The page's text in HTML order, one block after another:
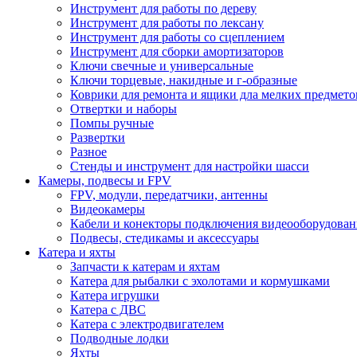
Инструмент для работы по дереву
Инструмент для работы по лексану
Инструмент для работы со сцеплением
Инструмент для сборки амортизаторов
Ключи свечные и универсальные
Ключи торцевые, накидные и г-образные
Коврики для ремонта и ящики дла мелких
Отвертки и наборы
Помпы ручные
Развертки
Разное
Стенды и инструмент для настройки шасси
Камеры, подвесы и FPV
FPV, модули, передатчики, антенны
Видеокамеры
Кабели и конекторы подключения
Подвесы, стедикамы и аксессуары
Катера и яхты
Запчасти к катерам и яхтам
Катера для рыбалки с эхолотами и кормушками
Катера игрушки
Катера с ДВС
Катера с электродвигателем
Подводные лодки
Яхты